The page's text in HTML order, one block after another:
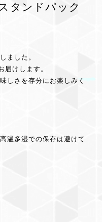
タンドパック
ました。
届けします。
しさを存分にお楽しみく
温多湿での保存は避けて